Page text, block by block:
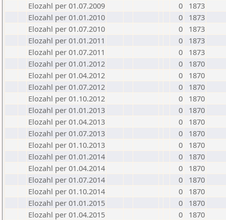
Elozahl per 01.07.2009
0
1873
Elozahl per 01.01.2010
0
1873
Elozahl per 01.07.2010
0
1873
Elozahl per 01.01.2011
0
1873
Elozahl per 01.07.2011
0
1873
Elozahl per 01.01.2012
0
1870
Elozahl per 01.04.2012
0
1870
Elozahl per 01.07.2012
0
1870
Elozahl per 01.10.2012
0
1870
Elozahl per 01.01.2013
0
1870
Elozahl per 01.04.2013
0
1870
Elozahl per 01.07.2013
0
1870
Elozahl per 01.10.2013
0
1870
Elozahl per 01.01.2014
0
1870
Elozahl per 01.04.2014
0
1870
Elozahl per 01.07.2014
0
1870
Elozahl per 01.10.2014
0
1870
Elozahl per 01.01.2015
0
1870
Elozahl per 01.04.2015
0
1870